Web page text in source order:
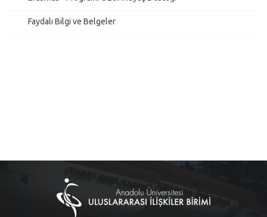
Faydalı Bilgi ve Belgeler